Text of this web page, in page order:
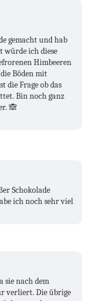
gemacht und hab
würde ich diese
Himbeeren
Böden mit
die Frage ob das
Bin noch ganz
🙈
Schokolade
ich noch sehr viel
sie nach dem
verliert. Die übrige